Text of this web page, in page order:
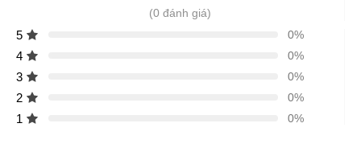
(0 đánh giá)
5 0%
4 0%
3 0%
2 0%
1 0%